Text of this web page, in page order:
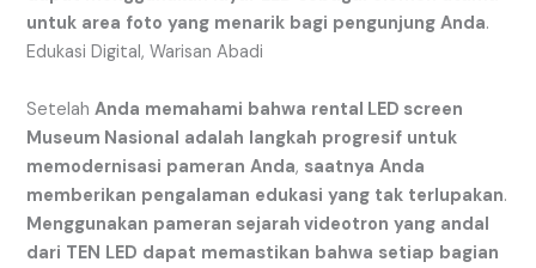
untuk area foto yang menarik bagi pengunjung Anda.
Edukasi Digital, Warisan Abadi
SetelahAnda memahami bahwa rental LED screen
Museum Nasional adalah langkah progresif untuk
memodernisasi pameran Anda, saatnya Anda
memberikan pengalaman edukasi yang tak terlupakan.
Menggunakan pameran sejarah videotron yang andal
dari TEN LED dapat memastikan bahwa setiap bagian